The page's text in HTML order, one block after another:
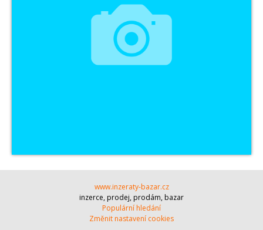
www.inzeraty-bazar.cz
inzerce, prodej, prodám, bazar
Populární hledání
Změnit nastavení cookies